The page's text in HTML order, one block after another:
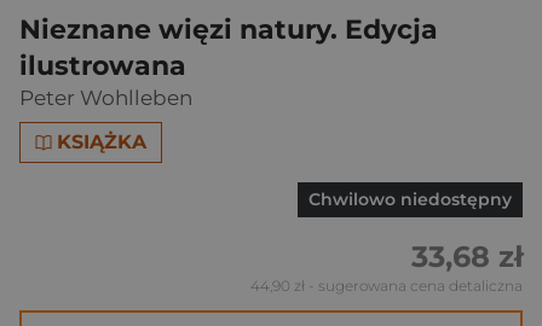
Nieznane więzi natury. Edycja
ilustrowana
Peter Wohlleben
KSIĄŻKA
Chwilowo niedostępny
33,68 zł
44,90 zł - sugerowana cena detaliczna